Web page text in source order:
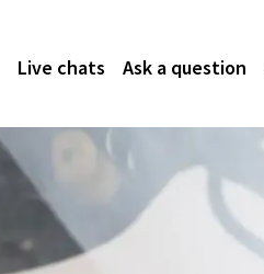
Live chats Ask a question